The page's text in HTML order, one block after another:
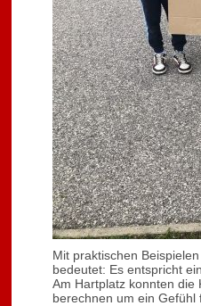
Mit praktischen
bedeutet: Es entspricht
Am Hartplatz konnten die
berechnen um ein